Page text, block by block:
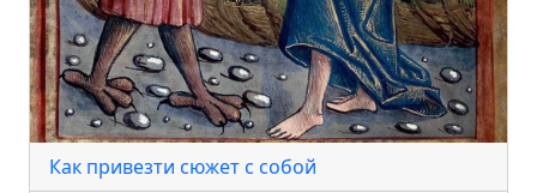
Как привезти сюжет с собой